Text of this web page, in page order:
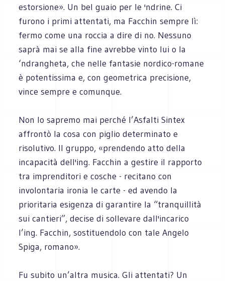
estorsione». Un bel guaio per le 'ndrine. Ci
furono i primi attentati, ma Facchin sempre lì:
fermo come una roccia a dire di no. Nessuno
saprà mai se alla fine avrebbe vinto lui o la
‘ndrangheta, che nelle fantasie nordico-romane
è potentissima e, con geometrica precisione,
vince sempre e comunque.
Non lo sapremo mai perché l’Asfalti Sintex
affrontò la cosa con piglio determinato e
risolutivo. Il gruppo, «prendendo atto della
incapacità dell'ing. Facchin a gestire il rapporto
tra imprenditori e cosche - recitano con
involontaria ironia le carte - ed avendo la
prioritaria esigenza di garantire la “tranquillità
sui cantieri”, decise di sollevare dall'incarico
l’ing. Facchin, sostituendolo con tale Angelo
Spiga, romano».
Fu subito un’altra musica. Gli attentati? Un